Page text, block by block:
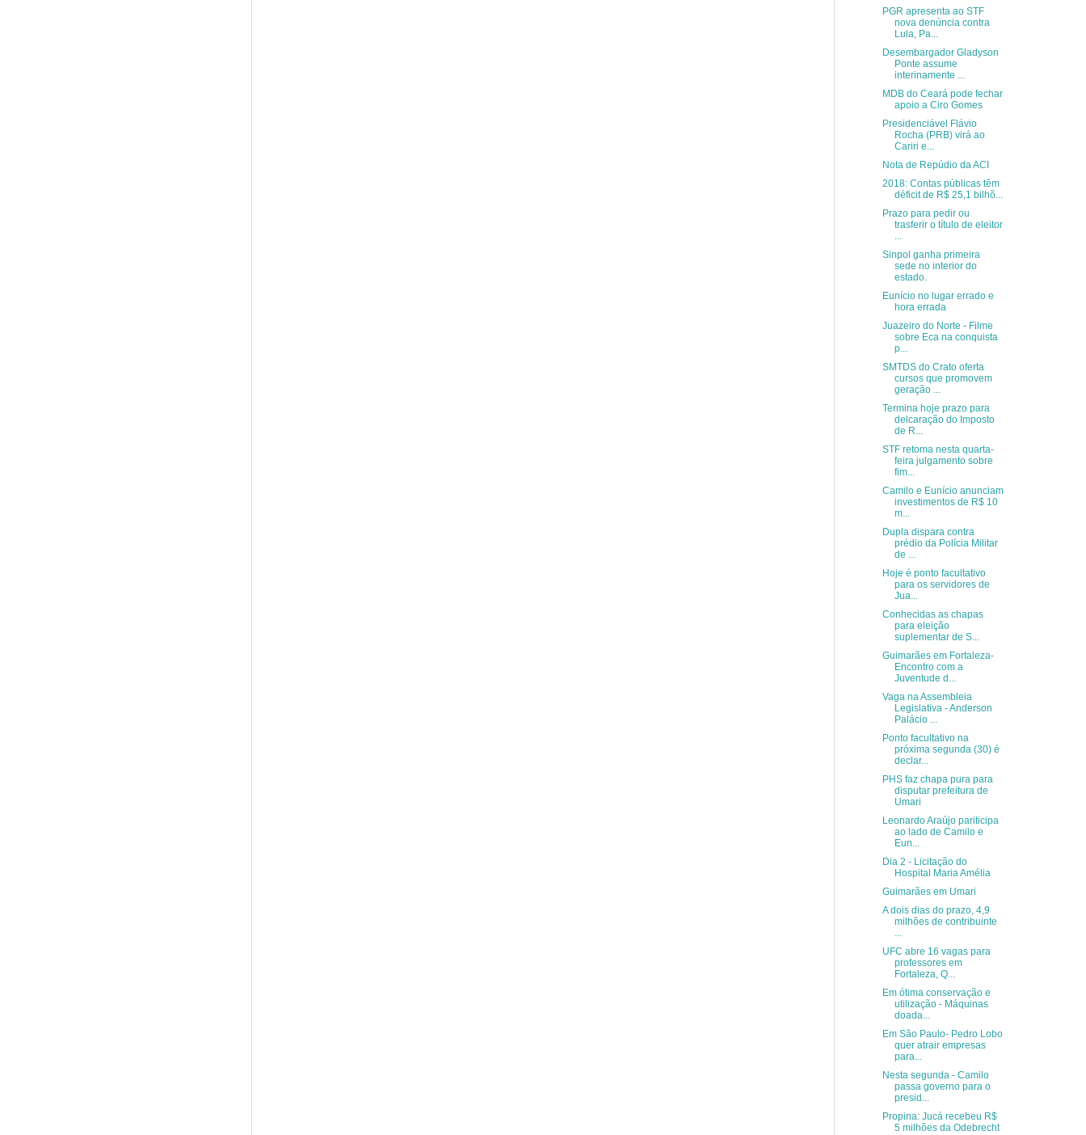
PGR apresenta ao STF
nova denúncia contra
Lula, Pa...
Desembargador Gladyson
Ponte assume
interinamente ...
MDB do Ceará pode fechar
apoio a Ciro Gomes
Presidenciável Flávio
Rocha (PRB) virá ao
Cariri e...
Nota de Repúdio da ACI
2018: Contas públicas têm
déficit de R$ 25,1 bilhõ...
Prazo para pedir ou
trasferir o título de eleitor
...
Sinpol ganha primeira
sede no interior do
estado.
Eunício no lugar errado e
hora errada
Juazeiro do Norte - Filme
sobre Eca na conquista
p...
SMTDS do Crato oferta
cursos que promovem
geração ...
Termina hoje prazo para
delcaração do Imposto
de R...
STF retoma nesta quarta-
feira julgamento sobre
fim...
Camilo e Eunício anunciam
investimentos de R$ 10
m...
Dupla dispara contra
prédio da Polícia Militar
de ...
Hoje é ponto facultativo
para os servidores de
Jua...
Conhecidas as chapas
para eleição
suplementar de S...
Guimarães em Fortaleza-
Encontro com a
Juventude d...
Vaga na Assembleia
Legislativa - Anderson
Palácio ...
Ponto facultativo na
próxima segunda (30) é
declar...
PHS faz chapa pura para
disputar prefeitura de
Umari
Leonardo Araújo pariticipa
ao lado de Camilo e
Eun...
Dia 2 - Licitação do
Hospital Maria Amélia
Guimarães em Umari
A dois dias do prazo, 4,9
milhões de contribuinte
...
UFC abre 16 vagas para
professores em
Fortaleza, Q...
Em ótima conservação e
utilização - Máquinas
doada...
Em São Paulo- Pedro Lobo
quer atrair empresas
para...
Nesta segunda - Camilo
passa governo para o
presid...
Propina: Jucá recebeu R$
5 milhões da Odebrecht